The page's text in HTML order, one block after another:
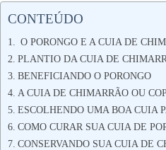
CONTEÚDO
O PORONGO E A CUIA DE
PLANTIO DA CUIA DE
BENEFICIANDO O PORONGO
A CUIA DE CHIMARRÃO OU
ESCOLHENDO UMA BOA CUIA
COMO CURAR SUA CUIA DE
CONSERVANDO SUA CUIA DE